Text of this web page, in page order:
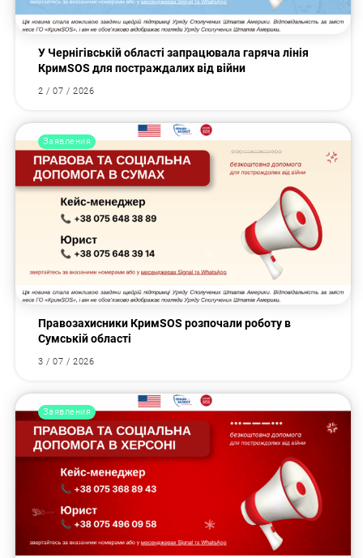
У Чернігівській області запрацювала гаряча лінія
КримSOS для постраждалих від війни
2 / 07 / 2026
Заявления
Правозахисники КримSOS розпочали роботу в
Сумській області
3 / 07 / 2026
Заявления